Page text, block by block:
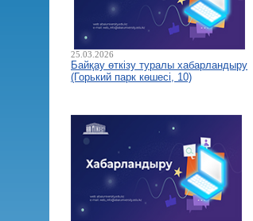
25.03.2026
Байқау өткізу туралы хабарландыру
(Горький парк көшесі, 10)